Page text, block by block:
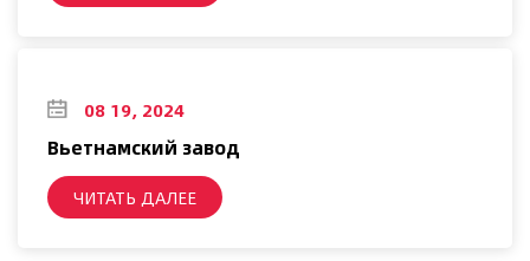
08 19, 2024
Вьетнамский завод
ЧИТАТЬ ДАЛЕЕ